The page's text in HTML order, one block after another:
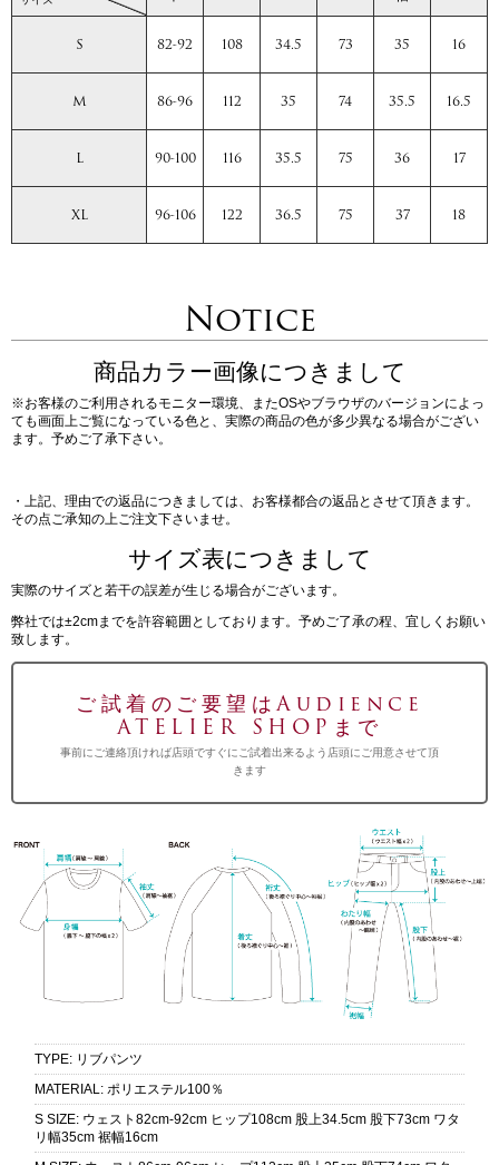
S 82-92 108 34.5 73 35 16
M 86-96 112 35 74 35.5 16.5
L 90-100 116 35.5 75 36 17
XL 96-106 122 36.5 75 37 18
Notice
商品カラー画像につきまして
※お客様のご利用されるモニター環境、またOSやブラウザのバージョンによっ
ても画面上ご覧になっている色と、実際の商品の色が多少異なる場合がござい
ます。予めご了承下さい。
・上記、理由での返品につきましては、お客様都合の返品とさせて頂きます。
その点ご承知の上ご注文下さいませ。
サイズ表につきまして
実際のサイズと若干の誤差が生じる場合がございます。
弊社では±2cmまでを許容範囲としております。予めご了承の程、宜しくお願い
致します。
ご試着のご要望はAudience
ATELIER SHOPまで
事前にご連絡頂ければ店頭ですぐにご試着出来るよう店頭にご用意させて頂
きます
TYPE: リブパンツ
MATERIAL: ポリエステル100％
S SIZE: ウェスト82cm-92cm ヒップ108cm 股上34.5cm 股下73cm ワタ
リ幅35cm 裾幅16cm